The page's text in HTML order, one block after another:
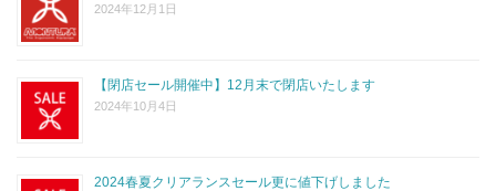
2024年12月1日
【閉店セール開催中】12月末で閉店いたします
2024年10月4日
2024春夏クリアランスセール更に値下げしました